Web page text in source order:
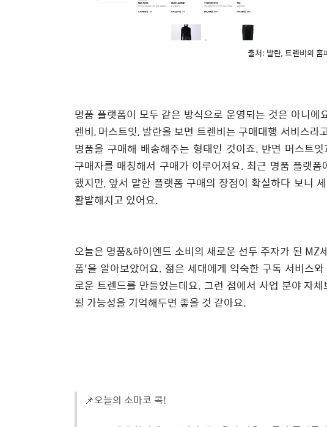
출처: 발란, 트렌비의 홈
명품 플랫폼이 모두 같은 방식으로 운영되는 것은 아니
렌비, 머스트잇, 발란을 보면 트렌비는 구매대행 서비스
명품을 구매해 배송해주는 형태인 것이죠. 반면 머스트
구매자를 매칭해서 구매가 이루어져요. 최근 명품 플랫
했지만, 앞서 말한 플랫폼 구매의 장점이 확실하다 보니
활발해지고 있어요.
오늘은 명품&하이엔드 소비의 새로운 선두 주자가 된
폼'을 알아보았어요. 젊은 세대에게 익숙한 구독 서비스
로운 트렌드를 만들었는데요. 그런 점에서 사업 분야 자
될 가능성을 기억해두면 좋을 것 같아요.
📌오늘의 소마코 콕!